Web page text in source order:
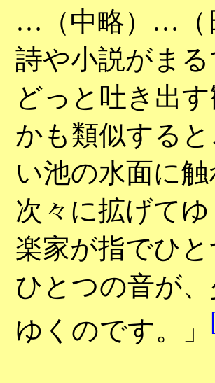
…（中略）…（
詩や小説がま
どっと吐き出
かも類似する
い池の水面に
次々に拡げて
楽家が指でひ
ひとつの音が
ゆくのです。」